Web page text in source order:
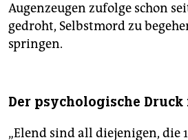
Augenzeugen zufolge schon
gedroht, Selbstmord zu
springen.
Der psychologische
„Elend sind all diejenigen, die